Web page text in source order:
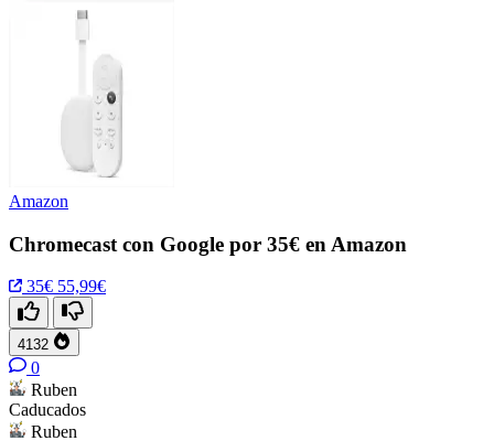
Amazon
Chromecast con Google por 35€ en Amazon
35€ 55,99€
4132
0
Ruben
Caducados
Ruben